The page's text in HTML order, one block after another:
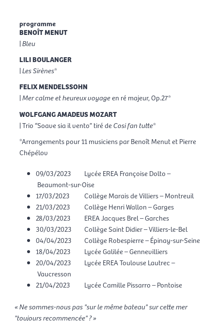
programme
BENOÎT MENUT
|Bleu
LILI BOULANGER
|Les Sirènes*
FELIX MENDELSSOHN
|Mer calme et heureux voyageen ré majeur, Op.27*
WOLFGANG AMADEUS MOZART
| Trio “Soave sia il vento” tiré deCosi fan tutte*
*Arrangements pour 11 musiciens par Benoît Menut et Pierre
Chépélov
09/03/2023
Lycée EREA Françoise Dolto –
Beaumont-sur-Oise
17/03/2023
Collège Marais de Villiers – Montreuil
21/03/2023
Collège Henri Wallon – Garges
28/03/2023
EREA Jacques Brel – Garches
30/03/2023
Collège Saint Didier – Villiers-le-Bel
04/04/2023
Collège Robespierre – Épinay-sur-Seine
18/04/2023
Lycée Galilée – Gennevilliers
20/04/2023
Lycée EREA Toulouse Lautrec –
Vaucresson
21/04/2023
Lycée Camille Pissarro – Pontoise
« Ne sommes-nous pas "sur le même bateau" sur cette mer
"toujours recommencée" ? »